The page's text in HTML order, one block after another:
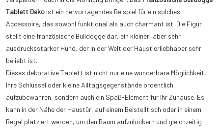
Tablett Deko ist ein hervorragendes Beispiel für ein solches
Accessoire, das sowohl funktional als auch charmant ist. Die Figur
stellt eine französische Bulldogge dar, ein kleiner, aber sehr
ausdrucksstarker Hund, der in der Welt der Haustierliebhaber sehr
beliebt ist.
Dieses dekorative Tablett ist nicht nur eine wunderbare Möglichkeit,
Ihre Schlüssel oder kleine Alltagsgegenstände ordentlich
aufzubewahren, sondern auch ein Spaß-Element für Ihr Zuhause. Es
kann in der Nähe der Haustür, auf einem Beistelltisch oder in einem
Regal platziert werden, um den Raum aufzulockern und gleichzeitig